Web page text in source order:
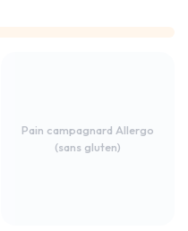
Pain campagnard Allergo
(sans gluten)